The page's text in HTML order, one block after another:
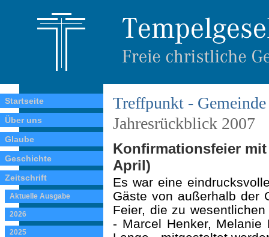
Startseite
Über uns
Glaube
Geschichte
Zeitschrift
Aktuelle Ausgabe
2026
2025
Treffpunkt -
Jahresrückblick 2007
Konfirmationsfeier
April)
Es war eine
Gäste von außerhalb der
Feier, die zu
- Marcel Henker,